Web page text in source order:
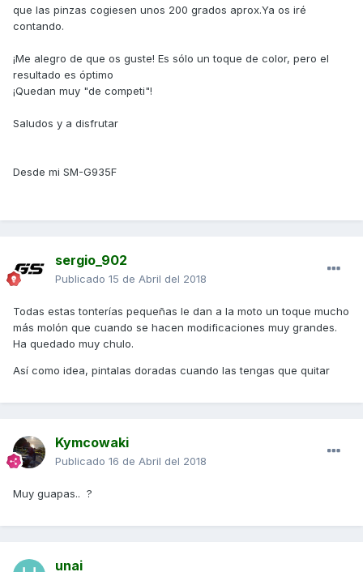
que las pinzas cogiesen unos 200 grados aprox.Ya os iré
contando.
¡Me alegro de que os guste! Es sólo un toque de color, pero el
resultado es óptimo
¡Quedan muy "de competi"!
Saludos y a disfrutar
Desde mi SM-G935F
sergio_902
Publicado 15 de Abril del 2018
Todas estas tonterías pequeñas le dan a la moto un toque mucho
más molón que cuando se hacen modificaciones muy grandes.
Ha quedado muy chulo.
Así como idea, pintalas doradas cuando las tengas que quitar
Kymcowaki
Publicado 16 de Abril del 2018
Muy guapas.. ?
unai